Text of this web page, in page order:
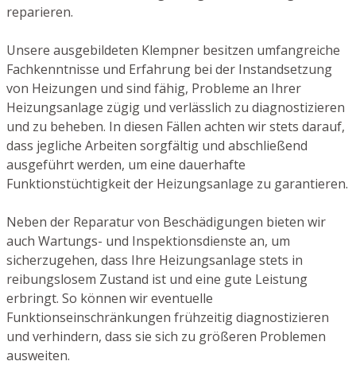
reparieren.
Unsere ausgebildeten Klempner besitzen umfangreiche
Fachkenntnisse und Erfahrung bei der Instandsetzung
von Heizungen und sind fähig, Probleme an Ihrer
Heizungsanlage zügig und verlässlich zu diagnostizieren
und zu beheben. In diesen Fällen achten wir stets darauf,
dass jegliche Arbeiten sorgfältig und abschließend
ausgeführt werden, um eine dauerhafte
Funktionstüchtigkeit der Heizungsanlage zu garantieren.
Neben der Reparatur von Beschädigungen bieten wir
auch Wartungs- und Inspektionsdienste an, um
sicherzugehen, dass Ihre Heizungsanlage stets in
reibungslosem Zustand ist und eine gute Leistung
erbringt. So können wir eventuelle
Funktionseinschränkungen frühzeitig diagnostizieren
und verhindern, dass sie sich zu größeren Problemen
ausweiten.